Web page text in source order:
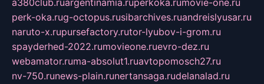
a380club.ruargentinamia.ruperkoka.rumovie-one.ru
perk-oka.rug-octopus.rusibarchives.ruandreislyusar.ru
naruto-x.rupursefactory.rutor-lyubov-i-grom.ru
spayderhed-2022.rumovieone.ruevro-dez.ru
webamator.ruma-absolut1.ruavtopomosch27.ru
nv-750.runews-plain.runertansaga.rudelanalad.ru